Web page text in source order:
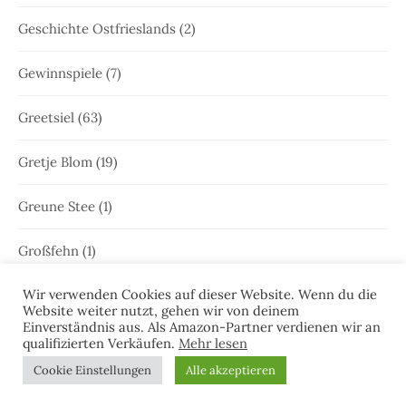
Geschichte Ostfrieslands (2)
Gewinnspiele (7)
Greetsiel (63)
Gretje Blom (19)
Greune Stee (1)
Großfehn (1)
Gulfhaus(1)
Hammrich(1)
Hans-Rainer Riekers(8)
Wir verwenden Cookies auf dieser Website. Wenn du die
Website weiter nutzt, gehen wir von deinem
Einverständnis aus. Als Amazon-Partner verdienen wir an
qualifizierten Verkäufen. Mehr lesen
Cookie Einstellungen Alle akzeptieren